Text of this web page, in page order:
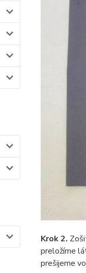
Krok 2.
preložíme
prešijeme